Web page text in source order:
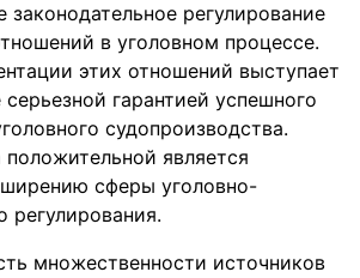
законодательное регулирование
в уголовном процессе.
этих отношений выступает
гарантией успешного
судопроизводства.
является
сферы уголовно-
регулирования.
множественности источников